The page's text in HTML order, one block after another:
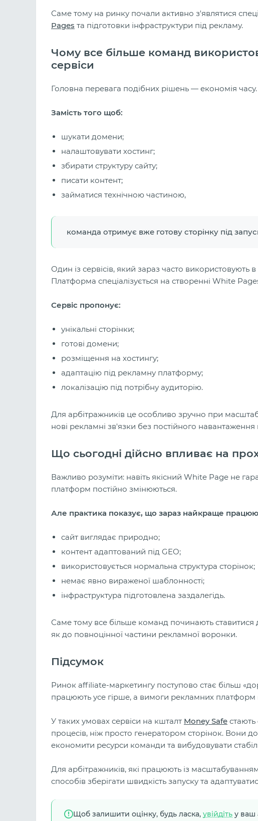
Саме тому на ринку почали активно з'являтися
Pages та підготовки інфраструктури під рекламу.
Чому все більше команд
сервіси
Головна перевага подібних рішень — економія часу.
Замість того щоб:
шукати домени;
налаштовувати хостинг;
збирати структуру сайту;
писати контент;
займатися технічною частиною,
команда отримує вже готову сторінку під
Один із сервісів, який зараз часто
Платформа спеціалізується на створенні White
Сервіс пропонує:
унікальні сторінки;
готові домени;
розміщення на хостингу;
адаптацію під рекламну платформу;
локалізацію під потрібну аудиторію.
Для арбітражників це особливо зручно при
нові рекламні зв'язки без постійного навантаження
Що сьогодні дійсно впливає на
Важливо розуміти: навіть якісний White Page не
платформ постійно змінюються.
Але практика показує, що зараз найкраще
сайт виглядає природно;
контент адаптований під GEO;
використовується нормальна структура сторінок;
немає явно вираженої шаблонності;
інфраструктура підготовлена заздалегідь.
Саме тому все більше команд починають
як до повноцінної частини рекламної воронки.
Підсумок
Ринок affiliate-маркетингу поступово стає більш
працюють усе гірше, а вимоги рекламних платформ
У таких умовах сервіси на кшталт Money Safe стають
процесів, ніж просто генератором сторінок. Вони
економити ресурси команди та вибудовувати
Для арбітражників, які працюють із
способів зберігати швидкість запуску та
Щоб залишити оцінку, будь ласка, увійдіть у ваш